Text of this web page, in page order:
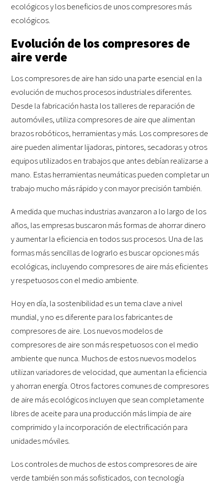
ecológicos y los beneficios de unos compresores más
ecológicos.
Evolución de los compresores de
aire verde
Los compresores de aire han sido una parte esencial en la
evolución de muchos procesos industriales diferentes.
Desde la fabricación hasta los talleres de reparación de
automóviles, utiliza compresores de aire que alimentan
brazos robóticos, herramientas y más. Los compresores de
aire pueden alimentar lijadoras, pintores, secadoras y otros
equipos utilizados en trabajos que antes debían realizarse a
mano. Estas herramientas neumáticas pueden completar un
trabajo mucho más rápido y con mayor precisión también.
A medida que muchas industrias avanzaron a lo largo de los
años, las empresas buscaron más formas de ahorrar dinero
y aumentar la eficiencia en todos sus procesos. Una de las
formas más sencillas de lograrlo es buscar opciones más
ecológicas, incluyendo compresores de aire más eficientes
y respetuosos con el medio ambiente.
Hoy en día, la sostenibilidad es un tema clave a nivel
mundial, y no es diferente para los fabricantes de
compresores de aire. Los nuevos modelos de
compresores de aire son más respetuosos con el medio
ambiente que nunca. Muchos de estos nuevos modelos
utilizan variadores de velocidad, que aumentan la eficiencia
y ahorran energía. Otros factores comunes de compresores
de aire más ecológicos incluyen que sean completamente
libres de aceite para una producción más limpia de aire
comprimido y la incorporación de electrificación para
unidades móviles.
Los controles de muchos de estos compresores de aire
verde también son más sofisticados, con tecnología